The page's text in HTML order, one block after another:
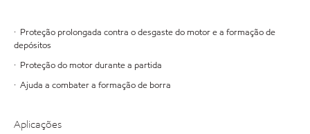
· Proteção prolongada contra o desgaste do motor e a formação de
depósitos
· Proteção do motor durante a partida
· Ajuda a combater a formação de borra
Aplicações